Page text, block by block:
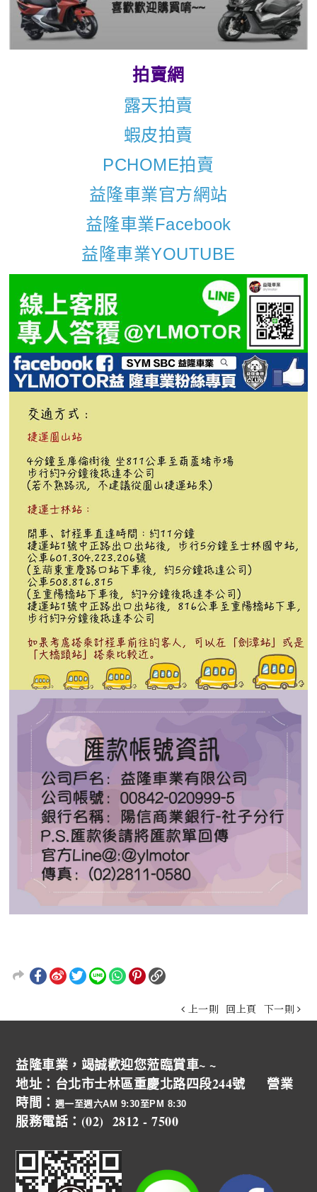
拍賣網
露天拍賣
蝦皮拍賣
PCHOME拍賣
益隆車業官方網站
益隆車業Facebook
益隆車業YOUTUBE
上一則 回上頁 下一則
益隆車業，竭誠歡迎您蒞臨賞車~ ~
地址：台北市士林區重慶北路四段244號 營業
時間： 週一至週六AM 9:30至PM 8:30
服務電話：(02) 2812 - 7500